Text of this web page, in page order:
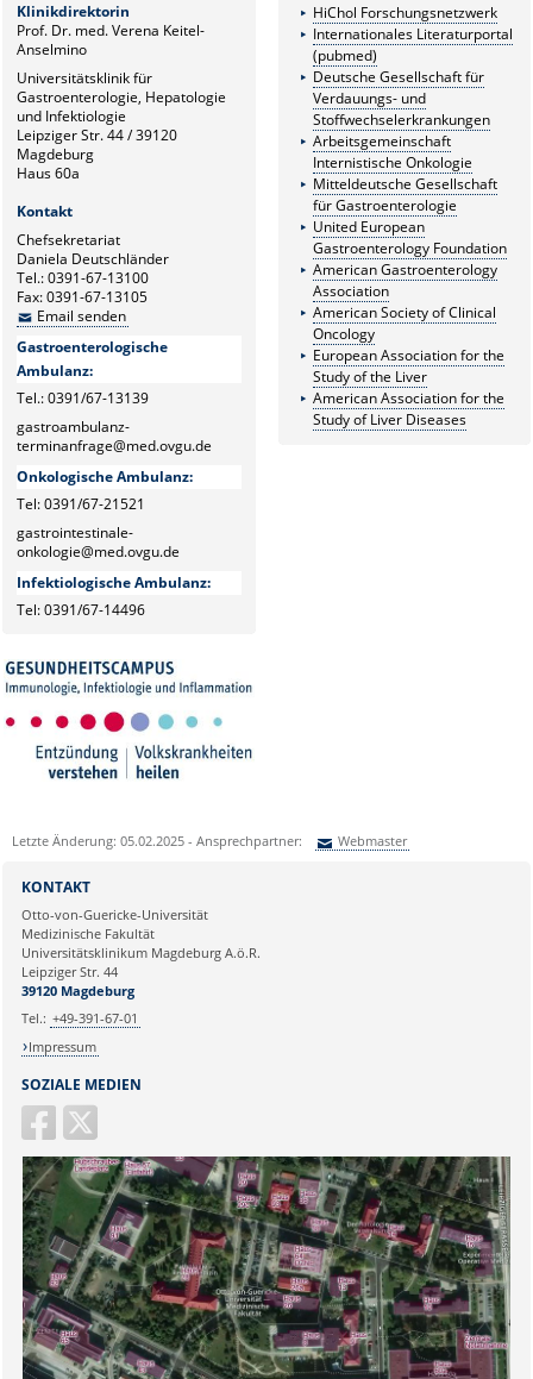
Klinikdirektorin
Prof. Dr. med. Verena Keitel-
Anselmino
Universitätsklinik für
Gastroenterologie, Hepatologie
und Infektiologie
Leipziger Str. 44 / 39120
Magdeburg
Haus 60a
Kontakt
Chefsekretariat
Daniela Deutschländer
Tel.: 0391-67-13100
Fax: 0391-67-13105
Email senden
Gastroenterologische
Ambulanz:
Tel.: 0391/67-13139
gastroambulanz-
terminanfrage@med.ovgu.de
Onkologische Ambulanz:
Tel: 0391/67-21521
gastrointestinale-
onkologie@med.ovgu.de
Infektiologische Ambulanz:
Tel: 0391/67-14496
HiChol Forschungsnetzwerk
Internationales Literaturportal
(pubmed)
Deutsche Gesellschaft für
Verdauungs- und
Stoffwechselerkrankungen
Arbeitsgemeinschaft
Internistische Onkologie
Mitteldeutsche Gesellschaft
für Gastroenterologie
United European
Gastroenterology Foundation
American Gastroenterology
Association
American Society of Clinical
Oncology
European Association for the
Study of the Liver
American Association for the
Study of Liver Diseases
Letzte Änderung: 05.02.2025 - Ansprechpartner: Webmaster
Ihre E-Mailadresse:
Ihr Anliegen:
SOZIALE MEDIEN
KONTAKT
Otto-von-Guericke-Universität
Medizinische Fakultät
Universitätsklinikum Magdeburg A.ö.R.
Leipziger Str. 44
39120 Magdeburg
Tel.: +49-391-67-01
Impressum